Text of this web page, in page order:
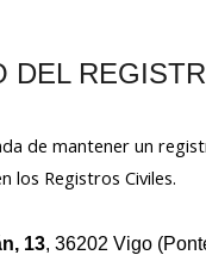
DEL
de mantener un
los Registros Civiles.
13, 36202 Vigo